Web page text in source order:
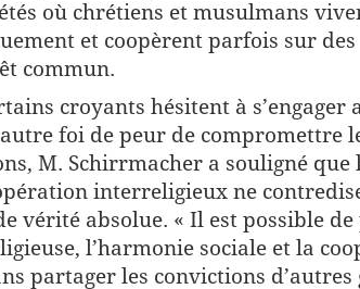
où chrétiens et musulmans
et coopèrent parfois sur des
commun.
croyants hésitent à s’engager
autre foi de peur de compromettre
M. Schirrmacher a souligné que
interreligieux ne
vérité absolue. « Il est possible
l’harmonie sociale et la
partager les convictions d’autres